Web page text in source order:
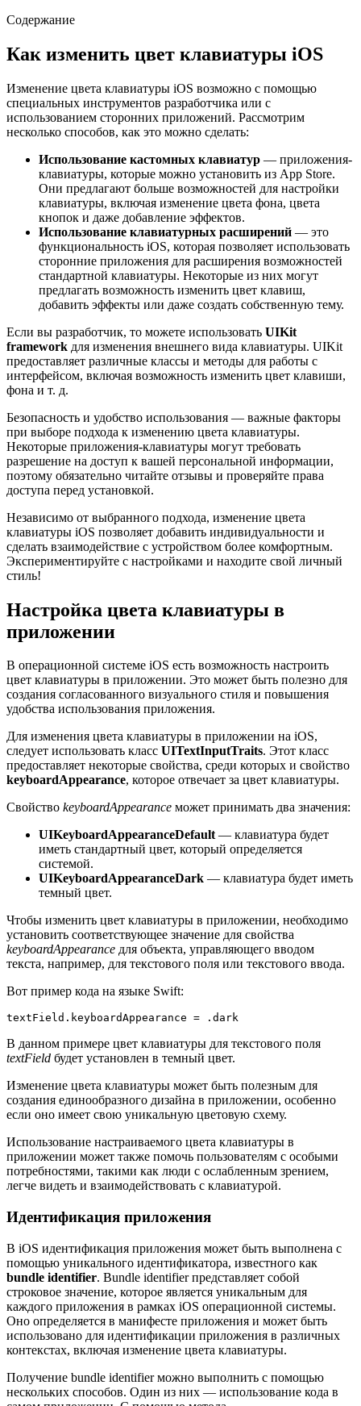
Содержание
Как изменить цвет клавиатуры iOS
Изменение цвета клавиатуры iOS возможно с помощью
специальных инструментов разработчика или с
использованием сторонних приложений. Рассмотрим
несколько способов, как это можно сделать:
Использование кастомных клавиатур — приложения-
клавиатуры, которые можно установить из App Store.
Они предлагают больше возможностей для настройки
клавиатуры, включая изменение цвета фона, цвета
кнопок и даже добавление эффектов.
Использование клавиатурных расширений — это
функциональность iOS, которая позволяет использовать
сторонние приложения для расширения возможностей
стандартной клавиатуры. Некоторые из них могут
предлагать возможность изменить цвет клавиш,
добавить эффекты или даже создать собственную тему.
Если вы разработчик, то можете использовать UIKit
framework для изменения внешнего вида клавиатуры. UIKit
предоставляет различные классы и методы для работы с
интерфейсом, включая возможность изменить цвет клавиши,
фона и т. д.
Безопасность и удобство использования — важные факторы
при выборе подхода к изменению цвета клавиатуры.
Некоторые приложения-клавиатуры могут требовать
разрешение на доступ к вашей персональной информации,
поэтому обязательно читайте отзывы и проверяйте права
доступа перед установкой.
Независимо от выбранного подхода, изменение цвета
клавиатуры iOS позволяет добавить индивидуальности и
сделать взаимодействие с устройством более комфортным.
Экспериментируйте с настройками и находите свой личный
стиль!
Настройка цвета клавиатуры в
приложении
В операционной системе iOS есть возможность настроить
цвет клавиатуры в приложении. Это может быть полезно для
создания согласованного визуального стиля и повышения
удобства использования приложения.
Для изменения цвета клавиатуры в приложении на iOS,
следует использовать класс UITextInputTraits. Этот класс
предоставляет некоторые свойства, среди которых и свойство
keyboardAppearance, которое отвечает за цвет клавиатуры.
Свойство keyboardAppearance может принимать два значения:
UIKeyboardAppearanceDefault— клавиатура будет
иметь стандартный цвет, который определяется
системой.
UIKeyboardAppearanceDark — клавиатура будет иметь
темный цвет.
Чтобы изменить цвет клавиатуры в приложении, необходимо
установить соответствующее значение для свойства
keyboardAppearance для объекта, управляющего вводом
текста, например, для текстового поля или текстового ввода.
Вот пример кода на языке Swift:
В данном примере цвет клавиатуры для текстового поля
textField будет установлен в темный цвет.
Изменение цвета клавиатуры может быть полезным для
создания единообразного дизайна в приложении, особенно
если оно имеет свою уникальную цветовую схему.
Использование настраиваемого цвета клавиатуры в
приложении может также помочь пользователям с особыми
потребностями, такими как люди с ослабленным зрением,
легче видеть и взаимодействовать с клавиатурой.
Идентификация приложения
В iOS идентификация приложения может быть выполнена с
помощью уникального идентификатора, известного как
bundle identifier. Bundle identifier представляет собой
строковое значение, которое является уникальным для
каждого приложения в рамках iOS операционной системы.
Оно определяется в манифесте приложения и может быть
использовано для идентификации приложения в различных
контекстах, включая изменение цвета клавиатуры.
Получение bundle identifier можно выполнить с помощью
нескольких способов. Один из них — использование кода в